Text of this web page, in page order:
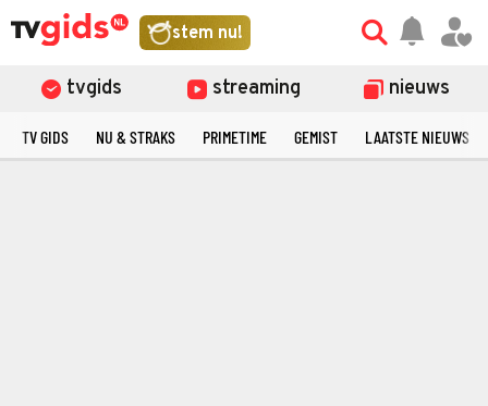
stem nu!
tvgids streaming nieuws
TV GIDS NU & STRAKS PRIMETIME GEMIST LAATSTE NIEUWS